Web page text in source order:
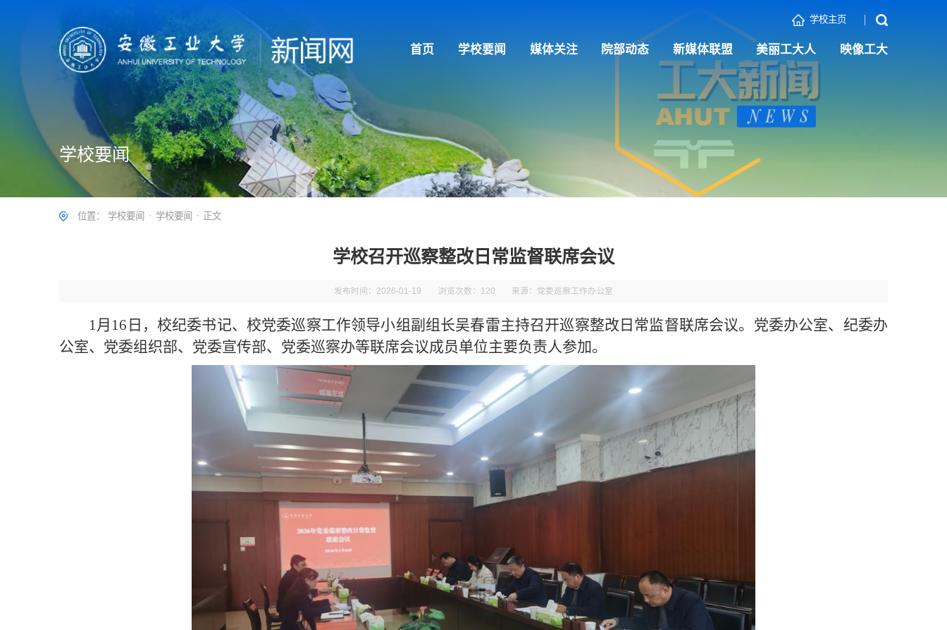
学校主页
首页 学校要闻 媒体关注 院部动态 新媒体联盟 美丽工大人 映像工大
学校要闻
位置： 学校要闻 学校要闻 正文
学校召开巡察整改日常监督联席会议
发布时间：2026-01-19 浏览次数： 120 来源：党委巡察工作办公室
1月16日，校纪委书记、校党委巡察工作领导小组副组长吴春雷主持召开巡察整改日常监督联席会议。党委办公室、纪委办
公室、党委组织部、党委宣传部、党委巡察办等联席会议成员单位主要负责人参加。